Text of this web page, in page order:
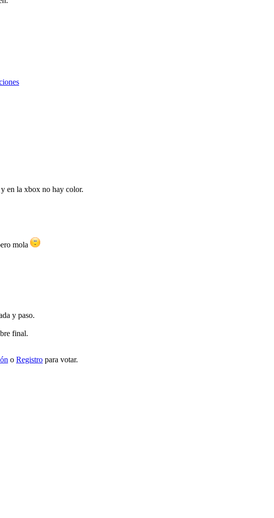
en la xbox no hay color.
mola
y paso.
final.
o Registro para votar.